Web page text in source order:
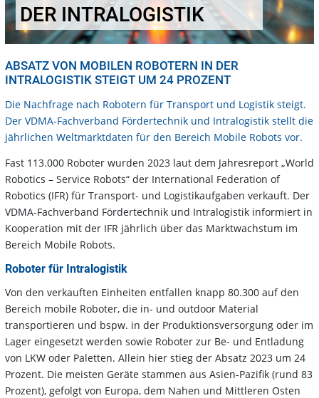
DER INTRALOGISTIK
ABSATZ VON MOBILEN ROBOTERN IN DER
INTRALOGISTIK STEIGT UM 24 PROZENT
Die Nachfrage nach Robotern für Transport und Logistik steigt.
Der VDMA-Fachverband Fördertechnik und Intralogistik stellt die
jährlichen Weltmarktdaten für den Bereich Mobile Robots vor.
Fast 113.000 Roboter wurden 2023 laut dem Jahresreport „World
Robotics – Service Robots“ der International Federation of
Robotics (IFR) für Transport- und Logistikaufgaben verkauft. Der
VDMA-Fachverband Fördertechnik und Intralogistik informiert in
Kooperation mit der IFR jährlich über das Marktwachstum im
Bereich Mobile Robots.
Roboter für Intralogistik
Von den verkauften Einheiten entfallen knapp 80.300 auf den
Bereich mobile Roboter, die in- und outdoor Material
transportieren und bspw. in der Produktionsversorgung oder im
Lager eingesetzt werden sowie Roboter zur Be- und Entladung
von LKW oder Paletten. Allein hier stieg der Absatz 2023 um 24
Prozent. Die meisten Geräte stammen aus Asien-Pazifik (rund 83
Prozent), gefolgt von Europa, dem Nahen und Mittleren Osten